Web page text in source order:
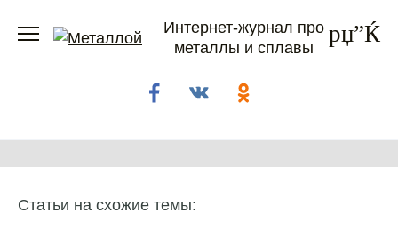
Интернет-журнал про
металлы и сплавы
Статьи на схожие темы: